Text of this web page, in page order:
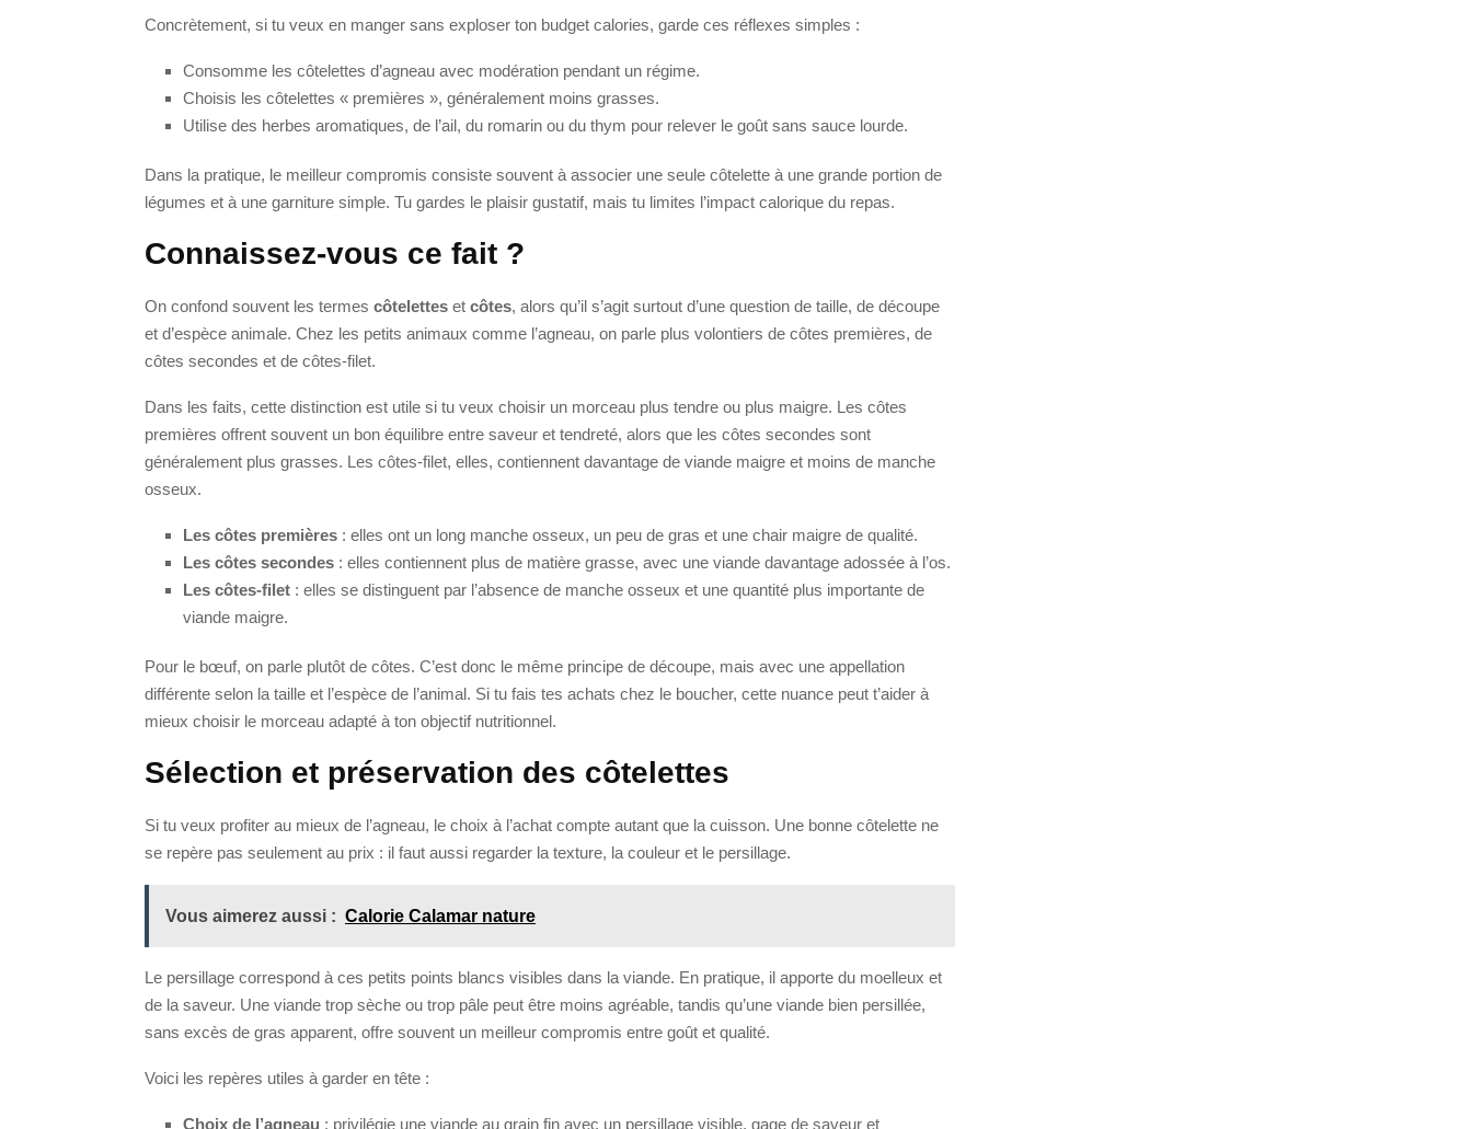
Concrètement, si tu veux en manger sans exploser ton budget calories, garde ces réflexes simples :
Consomme les côtelettes d’agneau avec modération pendant un régime.
Choisis les côtelettes « premières », généralement moins grasses.
Utilise des herbes aromatiques, de l’ail, du romarin ou du thym pour relever le goût sans sauce lourde.
Dans la pratique, le meilleur compromis consiste souvent à associer une seule côtelette à une grande portion de
légumes et à une garniture simple. Tu gardes le plaisir gustatif, mais tu limites l’impact calorique du repas.
Connaissez-vous ce fait ?
On confond souvent les termes côtelettes et côtes, alors qu’il s’agit surtout d’une question de taille, de découpe
et d’espèce animale. Chez les petits animaux comme l’agneau, on parle plus volontiers de côtes premières, de
côtes secondes et de côtes-filet.
Dans les faits, cette distinction est utile si tu veux choisir un morceau plus tendre ou plus maigre. Les côtes
premières offrent souvent un bon équilibre entre saveur et tendreté, alors que les côtes secondes sont
généralement plus grasses. Les côtes-filet, elles, contiennent davantage de viande maigre et moins de manche
osseux.
Les côtes premières : elles ont un long manche osseux, un peu de gras et une chair maigre de qualité.
Les côtes secondes : elles contiennent plus de matière grasse, avec une viande davantage adossée à l’os.
Les côtes-filet : elles se distinguent par l’absence de manche osseux et une quantité plus importante de
viande maigre.
Pour le bœuf, on parle plutôt de côtes. C’est donc le même principe de découpe, mais avec une appellation
différente selon la taille et l’espèce de l’animal. Si tu fais tes achats chez le boucher, cette nuance peut t’aider à
mieux choisir le morceau adapté à ton objectif nutritionnel.
Sélection et préservation des côtelettes
Si tu veux profiter au mieux de l’agneau, le choix à l’achat compte autant que la cuisson. Une bonne côtelette ne
se repère pas seulement au prix : il faut aussi regarder la texture, la couleur et le persillage.
Vous aimerez aussi : Calorie Calamar nature
Le persillage correspond à ces petits points blancs visibles dans la viande. En pratique, il apporte du moelleux et
de la saveur. Une viande trop sèche ou trop pâle peut être moins agréable, tandis qu’une viande bien persillée,
sans excès de gras apparent, offre souvent un meilleur compromis entre goût et qualité.
Voici les repères utiles à garder en tête :
Choix de l’agneau : privilégie une viande au grain fin avec un persillage visible, gage de saveur et